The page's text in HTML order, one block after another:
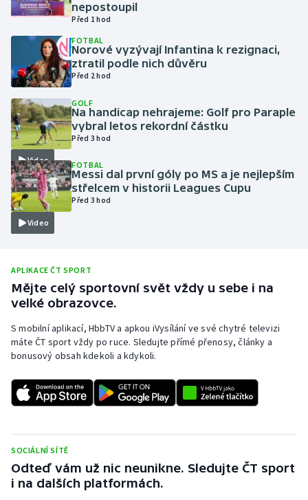
Lyže a snowboard
Moderní pětiboj
Motorsport
Olympijské hry
Parasport
Plavání
Plážový volejbal
Rychlobruslení
Short track
Sportovní střelba
Triatlon
Veslování
nepostoupil
Před 1 hod
FOTBAL
Norové vyzývají Infantina k rezignaci,
ztratil podle nich důvěru
Před 2 hod
Video
GOLF
Na handicap nehrajeme: Golf pro Paraple
vybral letos rekordní částku
Před 3 hod
Video
FOTBAL
Messi dal první góly po MS a je nejlepším
střelcem v historii Leagues Cupu
Před 3 hod
APLIKACE ČT SPORT
Mějte celý sportovní svět vždy u sebe i na
velké obrazovce.
S mobilní aplikací, HbbTV a apkou iVysílání ve své chytré televizi
máte ČT sport vždy po ruce. Sledujte přímé přenosy, články a
bonusový obsah kdekoli a kdykoli.
SOCIÁLNÍ SÍTĚ
Odteď vám už nic neunikne. Sledujte ČT sport
i na dalších platformách.